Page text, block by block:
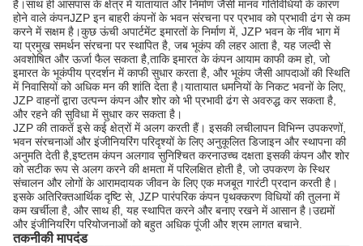
है।साथ ही आसपास के क्षेत्र में यातायात और निर्माण जैसी मानव गतिविधियों के कारण
होने वाले कंपनJZP इन बाहरी कंपनों के भवन संरचना पर प्रभाव को प्रभावी ढंग से कम
करने में सक्षम है।कुछ ऊंची अपार्टमेंट इमारतों के निर्माण में, JZP भवन के नींव भाग में
या प्रमुख समर्थन संरचना पर स्थापित है, जब भूकंप की लहर आता है, यह जल्दी से
अवशोषित और ऊर्जा फैल सकता है,ताकि इमारत के कंपन आयाम काफी कम हो, जो
इमारत के भूकंपीय प्रदर्शन में काफी सुधार करता है, और भूकंप जैसी आपदाओं की स्थिति
में निवासियों को अधिक मन की शांति देता है।यातायात धमनियों के निकट भवनों के लिए,
JZP वाहनों द्वारा उत्पन्न कंपन और शोर को भी प्रभावी ढंग से अवरुद्ध कर सकता है,
और रहने की सुविधा में सुधार कर सकता है।
JZP की ताकतें इसे कई क्षेत्रों में अलग करती हैं। इसकी लचीलापन विभिन्न उपकरणों,
भवन संरचनाओं और इंजीनियरिंग परिदृश्यों के लिए अनुकूलित डिजाइन और स्थापना की
अनुमति देती है,इष्टतम कंपन अलगाव सुनिश्चित करनाउच्च दक्षता इसकी कंपन और शोर
को सटीक रूप से अलग करने की क्षमता में परिलक्षित होती है, जो उपकरण के स्थिर
संचालन और लोगों के आरामदायक जीवन के लिए एक मजबूत गारंटी प्रदान करती है।
इसके अतिरिक्तआर्थिक दृष्टि से, JZP पारंपरिक कंपन पृथक्करण विधियों की तुलना में
कम खर्चीला है, और साथ ही, यह स्थापित करने और बनाए रखने में आसान है।उद्यमों
और इंजीनियरिंग परियोजनाओं को बहुत अधिक पूंजी और श्रम लागत बचाने.
तकनीकी मापदंड